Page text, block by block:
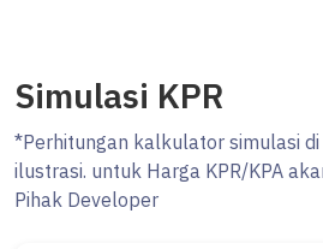
Simulasi KPR
*Perhitungan kalkulator simulasi
ilustrasi. untuk Harga KPR/KPA
Pihak Developer